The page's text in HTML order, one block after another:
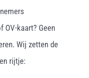
kaart? Geen
Wij zetten de
rijtje: